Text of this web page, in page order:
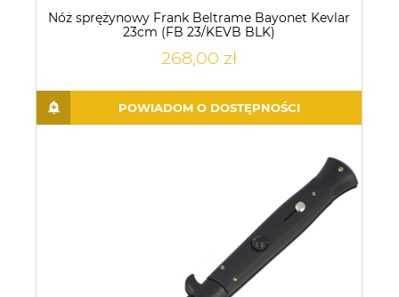
Nóż sprężynowy Frank Beltrame Bayonet Kevlar
23cm (FB 23/KEVB BLK)
268,00 zł
POWIADOM O DOSTĘPNOŚCI